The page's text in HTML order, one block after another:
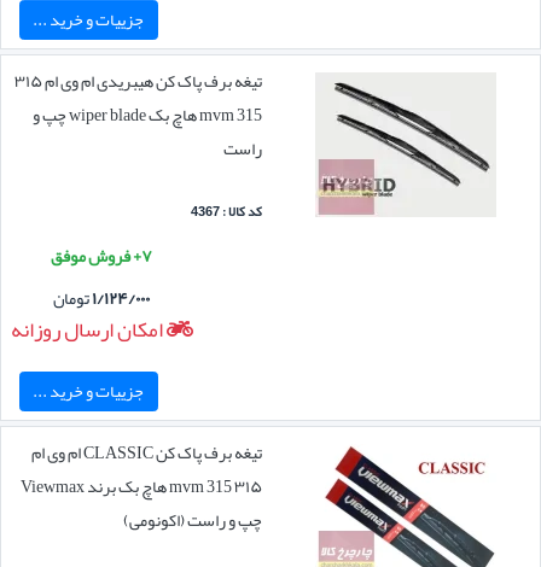
جزییات و خرید ...
تیغه برف پاک کن هیبریدی ام وی ام ۳۱۵
mvm 315 هاچ بک wiper blade چپ و
راست
کد کالا : 4367
۷+ فروش موفق
۱/۱۲۴/۰۰۰تومان
امکان ارسال روزانه
جزییات و خرید ...
تیغه برف پاک کن CLASSIC ام وی ام
۳۱۵ mvm 315 هاچ بک برند Viewmax
چپ و راست (اکونومی)